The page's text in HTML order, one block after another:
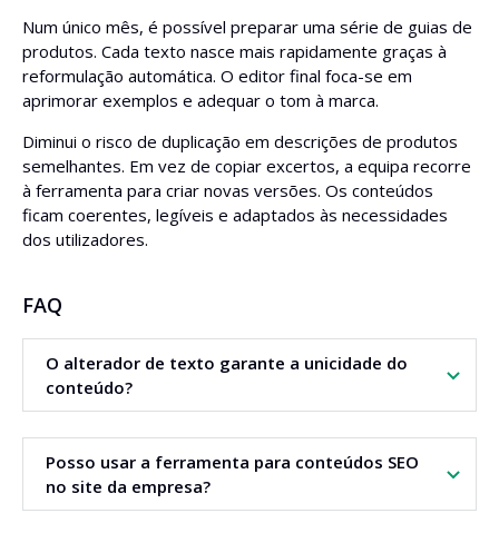
Num único mês, é possível preparar uma série de guias de
produtos. Cada texto nasce mais rapidamente graças à
reformulação automática. O editor final foca-se em
aprimorar exemplos e adequar o tom à marca.
Diminui o risco de duplicação em descrições de produtos
semelhantes. Em vez de copiar excertos, a equipa recorre
à ferramenta para criar novas versões. Os conteúdos
ficam coerentes, legíveis e adaptados às necessidades
dos utilizadores.
FAQ
O alterador de texto garante a unicidade do
conteúdo?
A ferramenta cria novas versões de frases mantendo o
sentido. Ajuda a evitar duplicação e plágio, mas
recomenda-se sempre rever a versão final por conta
própria.
Posso usar a ferramenta para conteúdos SEO
no site da empresa?